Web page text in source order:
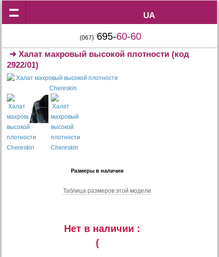
UA
UA
(067) 695-60-60
➜Халат махровый высокой плотности (код
2922/01)
Размеры в наличии
Таблица размеров этой модели
Нет в наличии :
(